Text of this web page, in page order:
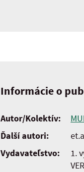
Informácie o
Autor/Kolektív:
Ďalší autori:
Vydavateľstvo:
1.